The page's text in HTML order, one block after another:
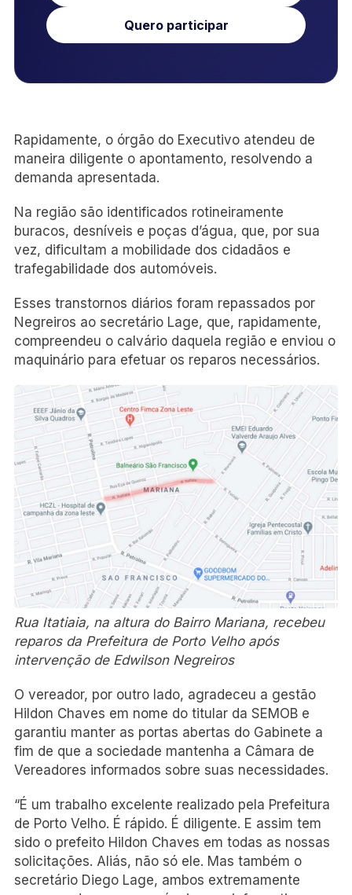
Quero participar
Rapidamente, o órgão do Executivo atendeu de
maneira diligente o apontamento, resolvendo a
demanda apresentada.
Na região são identificados rotineiramente
buracos, desníveis e poças d’água, que, por sua
vez, dificultam a mobilidade dos cidadãos e
trafegabilidade dos automóveis.
Esses transtornos diários foram repassados por
Negreiros ao secretário Lage, que, rapidamente,
compreendeu o calvário daquela região e enviou o
maquinário para efetuar os reparos necessários.
Rua Itatiaia, na altura do Bairro Mariana, recebeu
reparos da Prefeitura de Porto Velho após
intervenção de Edwilson Negreiros
O vereador, por outro lado, agradeceu a gestão
Hildon Chaves em nome do titular da SEMOB e
garantiu manter as portas abertas do Gabinete a
fim de que a sociedade mantenha a Câmara de
Vereadores informados sobre suas necessidades.
“É um trabalho excelente realizado pela Prefeitura
de Porto Velho. É rápido. É diligente. E assim tem
sido o prefeito Hildon Chaves em todas as nossas
solicitações. Aliás, não só ele. Mas também o
secretário Diego Lage, ambos extremamente